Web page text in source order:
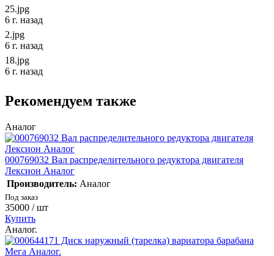
25.jpg
6 г. назад
2.jpg
6 г. назад
18.jpg
6 г. назад
Рекомендуем также
Аналог
000769032 Вал распределительного редуктора двигателя
Лексион Аналог
Производитель: Аналог
Под заказ
35000 / шт
Купить
Аналог.